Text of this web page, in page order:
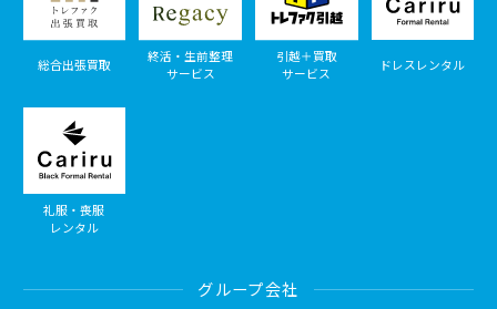
総合出張買取
終活・生前整理
サービス
引越＋買取
サービス
ドレスレンタル
礼服・喪服
レンタル
グループ会社